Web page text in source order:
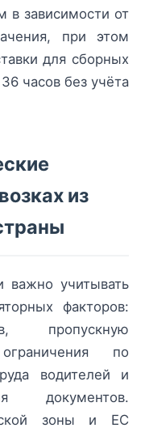
в зависимости от
при этом
для сборных
часов без учёта
из
важно учитывать
факторов:
пропускную
по
водителей и
документов.
зоны и ЕС